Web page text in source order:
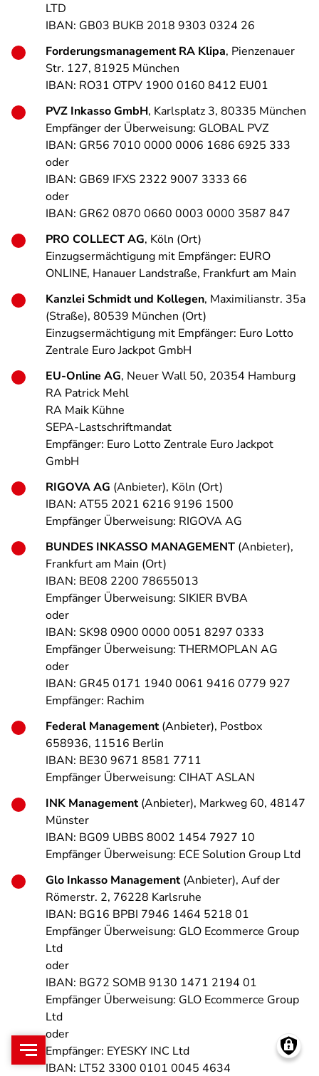
LTD
IBAN: GB03 BUKB 2018 9303 0324 26
Forderungsmanagement RA Klipa, Pienzenauer
Str. 127, 81925 München
IBAN: RO31 OTPV 1900 0160 8412 EU01
PVZ Inkasso GmbH, Karlsplatz 3, 80335 München
Empfänger der Überweisung: GLOBAL PVZ
IBAN: GR56 7010 0000 0006 1686 6925 333
oder
IBAN: GB69 IFXS 2322 9007 3333 66
oder
IBAN: GR62 0870 0660 0003 0000 3587 847
PRO COLLECT AG, Köln (Ort)
Einzugsermächtigung mit Empfänger: EURO
ONLINE, Hanauer Landstraße, Frankfurt am Main
Kanzlei Schmidt und Kollegen, Maximilianstr. 35a
(Straße), 80539 München (Ort)
Einzugsermächtigung mit Empfänger: Euro Lotto
Zentrale Euro Jackpot GmbH
EU-Online AG, Neuer Wall 50, 20354 Hamburg
RA Patrick Mehl
RA Maik Kühne
SEPA-Lastschriftmandat
Empfänger: Euro Lotto Zentrale Euro Jackpot
GmbH
RIGOVA AG (Anbieter), Köln (Ort)
IBAN: AT55 2021 6216 9196 1500
Empfänger Überweisung: RIGOVA AG
BUNDES INKASSO MANAGEMENT (Anbieter),
Frankfurt am Main (Ort)
IBAN: BE08 2200 78655013
Empfänger Überweisung: SIKIER BVBA
oder
IBAN: SK98 0900 0000 0051 8297 0333
Empfänger Überweisung: THERMOPLAN AG
oder
IBAN: GR45 0171 1940 0061 9416 0779 927
Empfänger: Rachim
Federal Management(Anbieter), Postbox
658936, 11516 Berlin
IBAN: BE30 9671 8581 7711
Empfänger Überweisung: CIHAT ASLAN
INK Management(Anbieter), Markweg 60, 48147
Münster
IBAN: BG09 UBBS 8002 1454 7927 10
Empfänger Überweisung: ECE Solution Group Ltd
Glo Inkasso Management(Anbieter), Auf der
Römerstr. 2, 76228 Karlsruhe
IBAN: BG16 BPBI 7946 1464 5218 01
Empfänger Überweisung: GLO Ecommerce Group
Ltd
oder
IBAN: BG72 SOMB 9130 1471 2194 01
Empfänger Überweisung: GLO Ecommerce Group
Ltd
oder
Empfänger: EYESKY INC Ltd
IBAN: LT52 3300 0101 0045 4634